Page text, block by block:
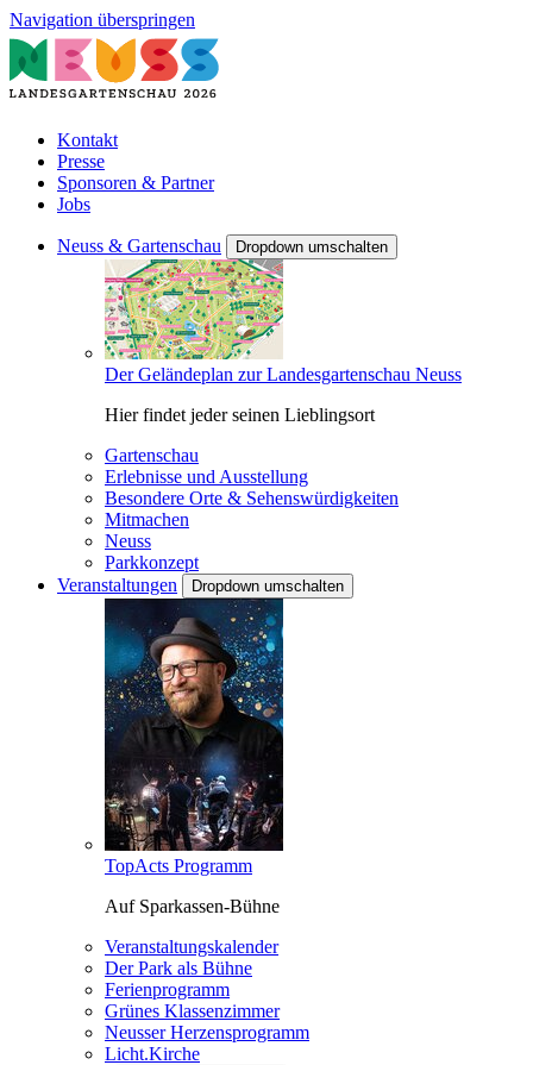
Navigation überspringen
Kontakt
Presse
Sponsoren & Partner
Jobs
Neuss & Gartenschau Dropdown umschalten
Der Geländeplan zur Landesgartenschau Neuss
Hier findet jeder seinen Lieblingsort
Gartenschau
Erlebnisse und Ausstellung
Besondere Orte & Sehenswürdigkeiten
Mitmachen
Neuss
Parkkonzept
Veranstaltungen
Dropdown umschalten
TopActs Programm
Auf Sparkassen-Bühne
Veranstaltungskalender
Der Park als Bühne
Ferienprogramm
Grünes Klassenzimmer
Neusser Herzensprogramm
Licht.Kirche